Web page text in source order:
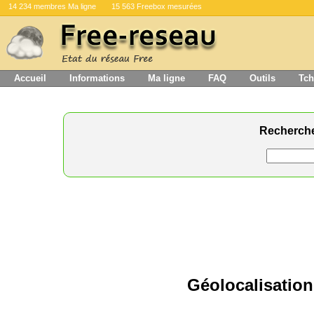
14 234 membres Ma ligne 15 563 Freebox mesurées
Accueil Informations Ma ligne FAQ Outils